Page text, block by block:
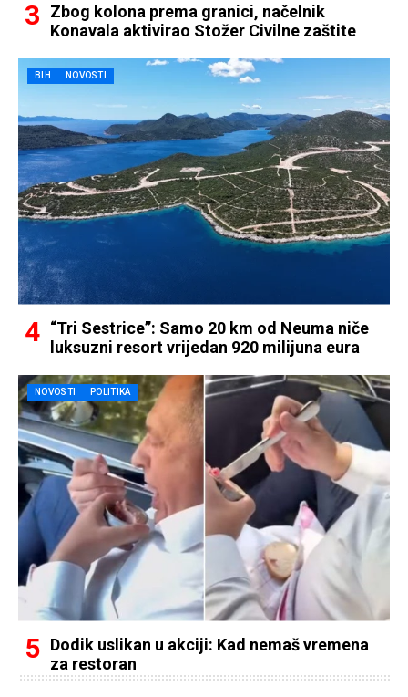
Zbog kolona prema granici, načelnik
Konavala aktivirao Stožer Civilne zaštite
BIH NOVOSTI
“Tri Sestrice”: Samo 20 km od Neuma niče
luksuzni resort vrijedan 920 milijuna eura
NOVOSTI POLITIKA
Dodik uslikan u akciji: Kad nemaš vremena
za restoran